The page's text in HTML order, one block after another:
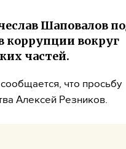
Шаповалов
коррупции вокруг
частей.
что просьбу
Алексей Резников.